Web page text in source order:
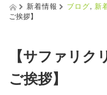
新着情報 ブログ, 新
ご挨拶】
【サファリク
ご挨拶】